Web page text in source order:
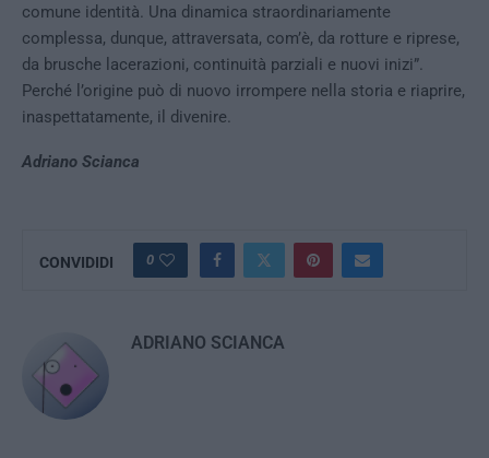
comune identità. Una dinamica straordinariamente
complessa, dunque, attraversata, com’è, da rotture e riprese,
da brusche lacerazioni, continuità parziali e nuovi inizi”.
Perché l’origine può di nuovo irrompere nella storia e riaprire,
inaspettatamente, il divenire.
Adriano Scianca
CONVIDIDI 0
ADRIANO SCIANCA